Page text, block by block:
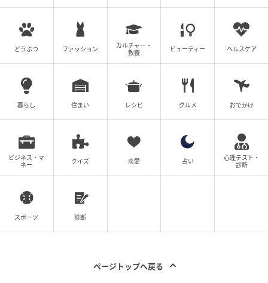
どうぶつ ファッション
カルチャー・
教養
ビューティー ヘルスケア
暮らし 住まい レシピ グルメ おでかけ
ビジネス・マ
ネー
クイズ 恋愛 占い
心理テスト・
診断
スポーツ 診断
ページトップへ戻る